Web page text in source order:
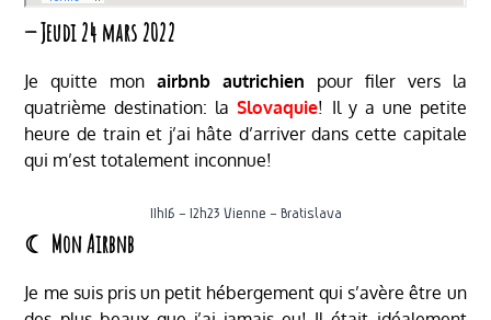
— Jeudi 24 mars 2022
Je quitte monairbnb autrichien pour filer vers la
quatrième destination: laSlovaquie! Il y a une petite
heure de train et j’ai hâte d’arriver dans cette capitale
qui m’est totalement inconnue!
11h16 – 12h23 Vienne – Bratislava
☾ Mon Airbnb
Je me suis pris un petit hébergement qui s’avère être un